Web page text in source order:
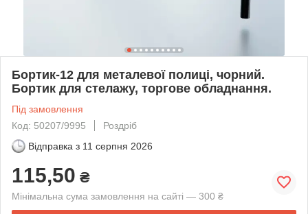
Бортик-12 для металевої полиці, чорний.
Бортик для стелажу, торгове обладнання.
Під замовлення
Код: 50207/9995
Роздріб
Відправка з 11 серпня 2026
115,50 ₴
Мінімальна сума замовлення на сайті — 300 ₴